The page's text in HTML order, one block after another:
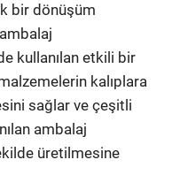
bir dönüşüm
kullanılan etkili bir
kalıplara
sağlar ve çeşitli
ambalaj
üretilmesine